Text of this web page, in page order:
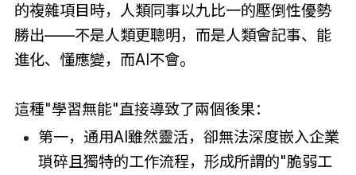
的複雜項目時，人類同事以九比一的壓倒性優勢
勝出——不是人類更聰明，而是人類會記事、能
進化、懂應變，而AI不會。
這種"學習無能"直接導致了兩個後果：
第一，通用AI雖然靈活，卻無法深度嵌入企業
瑣碎且獨特的工作流程，形成所謂的"脆弱工